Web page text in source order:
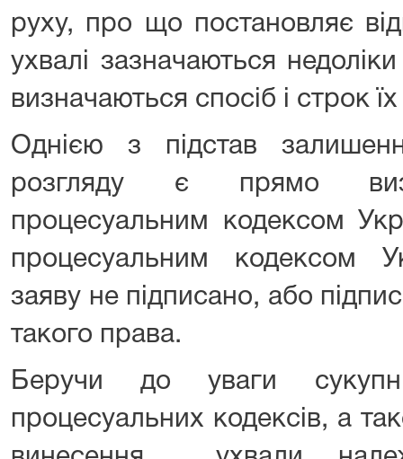
руху, про що постановляє
ухвалі зазначаються
визначаються спосіб і строк
Однією з підстав
розгляду є прямо
процесуальним кодексом
процесуальним кодексом
заяву не підписано, або
такого права.
Беручи до уваги
процесуальних кодексів, а